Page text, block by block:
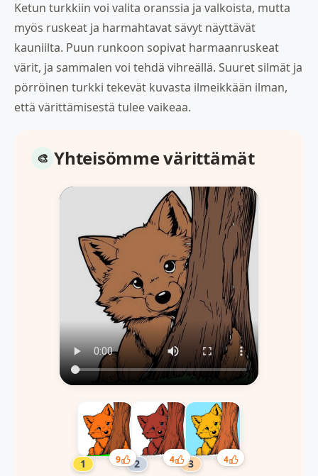
Ketun turkkiin voi valita oranssia ja valkoista, mutta
myös ruskeat ja harmahtavat sävyt näyttävät
kauniilta. Puun runkoon sopivat harmaanruskeat
värit, ja sammalen voi tehdä vihreällä. Suuret silmät ja
pörröinen turkki tekevät kuvasta ilmeikkään ilman,
että värittämisestä tulee vaikeaa.
Yhteisömme värittämät
9 4 4